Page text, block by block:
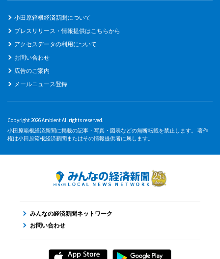
小田原箱根経済新聞について
プレスリリース・情報提供はこちらから
アクセスデータの利用について
お問い合わせ
広告のご案内
メールニュース登録
Copyright 2026 Ambient All rights reserved.
小田原箱根経済新聞に掲載の記事・写真・図表などの無断転載を禁止します。 著作
権は小田原箱根経済新聞またはその情報提供者に属します。
みんなの経済新聞ネットワーク
お問い合わせ